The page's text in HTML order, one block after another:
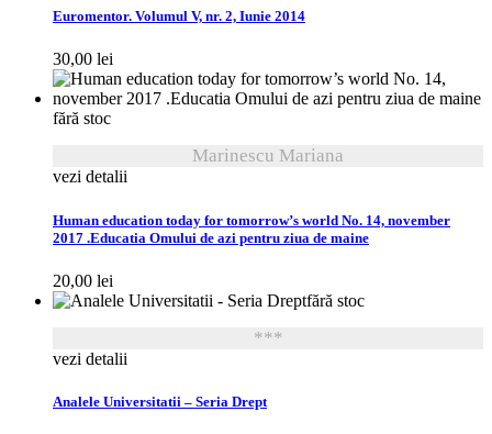
Euromentor. Volumul V, nr. 2, Iunie 2014
30,00 lei
fără stoc
Marinescu Mariana
vezi detalii
Human education today for tomorrow’s world No. 14, november
2017 .Educatia Omului de azi pentru ziua de maine
20,00 lei
fără stoc
***
vezi detalii
Analele Universitatii – Seria Drept